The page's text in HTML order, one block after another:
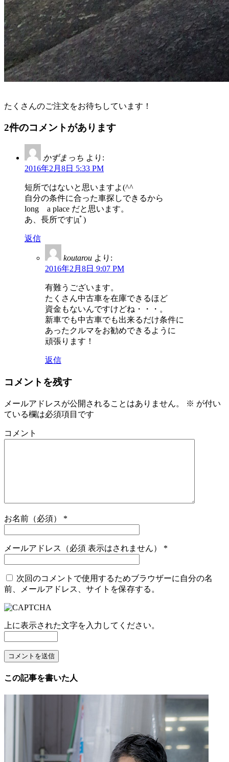
たくさんのご注文をお待ちしています！
2件のコメントがあります
かずまっち より:
2016年2月8日 5:33 PM
短所ではないと思いますよ(^^
自分の条件に合った車探しできるから
long a place だと思います。
あ、長所です|дﾟ)
返信
koutarou より:
2016年2月8日 9:07 PM
有難うございます。
たくさん中古車を在庫できるほど
資金もないんですけどね・・・。
新車でも中古車でも出来るだけ条件に
あったクルマをお勧めできるように
頑張ります！
返信
コメントを残す
メールアドレスが公開されることはありません。 ※ が付い
ている欄は必須項目です
コメント
お名前（必須） *
メールアドレス（必須 表示はされません） *
次回のコメントで使用するためブラウザーに自分の名
前、メールアドレス、サイトを保存する。
上に表示された文字を入力してください。
この記事を書いた人